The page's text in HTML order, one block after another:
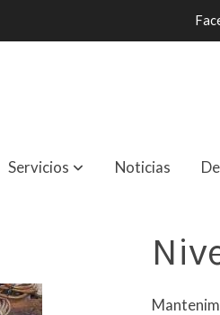
Servicios Noticias